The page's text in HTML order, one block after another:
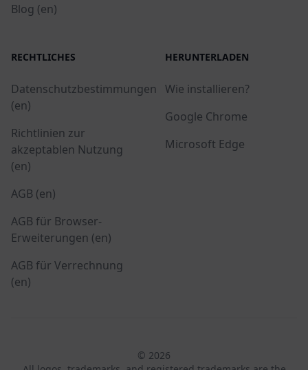
Blog (en)
RECHTLICHES
Datenschutzbestimmungen
(en)
Richtlinien zur
akzeptablen Nutzung
(en)
AGB (en)
AGB für Browser-
Erweiterungen (en)
AGB für Verrechnung
(en)
HERUNTERLADEN
Wie installieren?
Google Chrome
Microsoft Edge
© 2026